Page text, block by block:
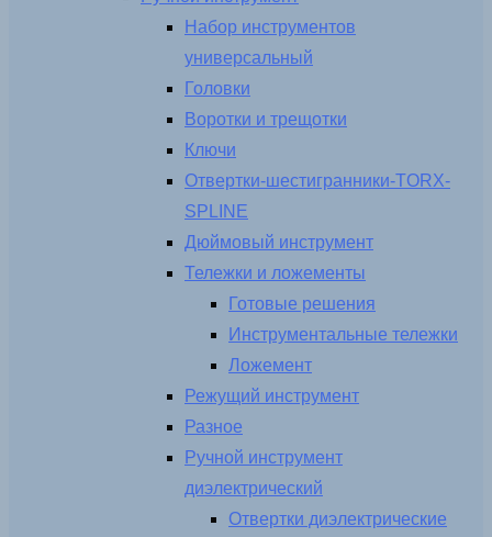
Набор инструментов
универсальный
Головки
Воротки и трещотки
Ключи
Отвертки-шестигранники-TORX-
SPLINE
Дюймовый инструмент
Тележки и ложементы
Готовые решения
Инструментальные тележки
Ложемент
Режущий инструмент
Разное
Ручной инструмент
диэлектрический
Отвертки диэлектрические